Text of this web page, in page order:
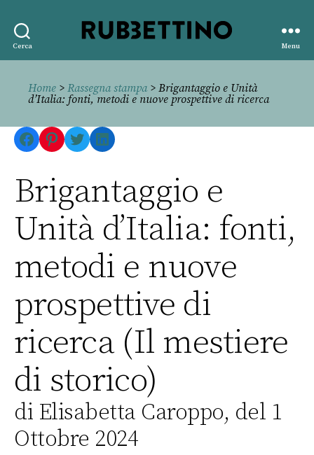
Cerca
editore
Menu
Home > Rassegna stampa> Brigantaggio e Unità
d’Italia: fonti, metodi e nuove prospettive di ricerca
Facebook
Pinterest
TwitterLinkedIn
Brigantaggio e
Unità d’Italia: fonti,
metodi e nuove
prospettive di
ricerca (Il mestiere
di storico)
di Elisabetta Caroppo, del 1
Ottobre 2024